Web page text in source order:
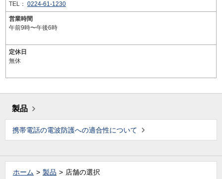
TEL： 0224-61-1230
営業時間
午前9時〜午後6時
定休日
無休
製品
携帯電話の電波防護への適合性について
ホーム 製品 店舗の選択